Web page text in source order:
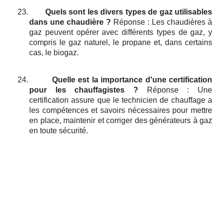
23.
Quels sont les divers types de gaz utilisables
dans une chaudière ? Réponse : Les chaudières à
gaz peuvent opérer avec différents types de gaz, y
compris le gaz naturel, le propane et, dans certains
cas, le biogaz.
24.
Quelle est la importance d'une certification
pour les chauffagistes ? Réponse : Une
certification assure que le technicien de chauffage a
les compétences et savoirs nécessaires pour mettre
en place, maintenir et corriger des générateurs à gaz
en toute sécurité.